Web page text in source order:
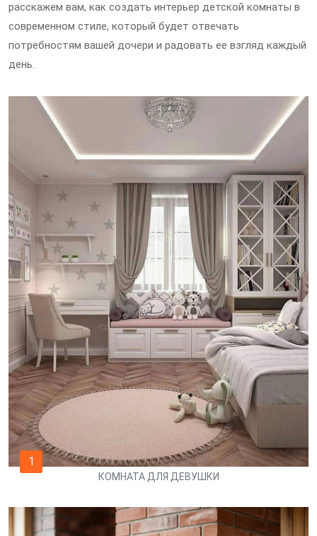
расскажем вам, как создать интерьер детской комнаты в
современном стиле, который будет отвечать
потребностям вашей дочери и радовать ее взгляд каждый
день.
1
КОМНАТА ДЛЯ ДЕВУШКИ